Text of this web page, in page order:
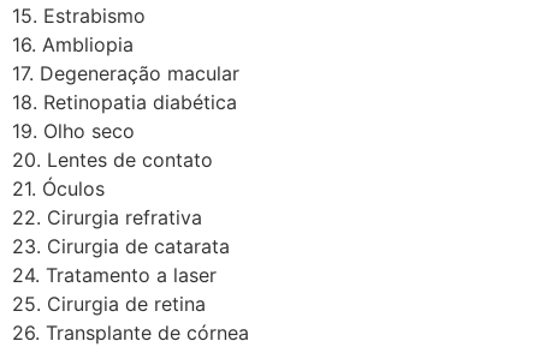
15. Estrabismo
16. Ambliopia
17. Degeneração macular
18. Retinopatia diabética
19. Olho seco
20. Lentes de contato
21. Óculos
22. Cirurgia refrativa
23. Cirurgia de catarata
24. Tratamento a laser
25. Cirurgia de retina
26. Transplante de córnea